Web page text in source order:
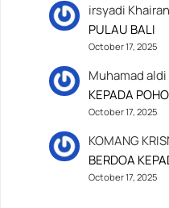
irsyadi Khairan
PULAU BALI
October 17, 2025
Muhamad aldi
KEPADA
October 17, 2025
KOMANG
BERDOA
October 17, 2025